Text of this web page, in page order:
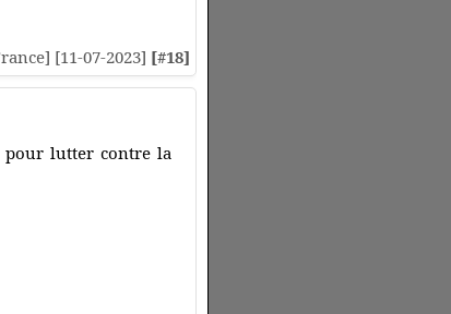
[11-07-2023] [#18]
pour lutter contre la